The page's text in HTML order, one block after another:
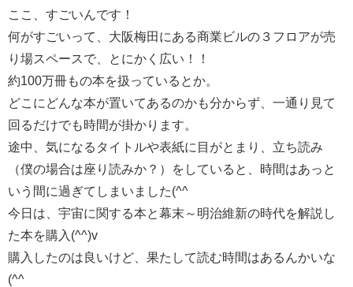
ここ、すごいんです！
何がすごいって、大阪梅田にある商業ビルの３フロアが売
り場スペースで、とにかく広い！！
約100万冊もの本を扱っているとか。
どこにどんな本が置いてあるのかも分からず、一通り見て
回るだけでも時間が掛かります。
途中、気になるタイトルや表紙に目がとまり、立ち読み
（僕の場合は座り読みか？）をしていると、時間はあっと
いう間に過ぎてしまいました(^^ゞ
今日は、宇宙に関する本と幕末～明治維新の時代を解説し
た本を購入(^^)v
購入したのは良いけど、果たして読む時間はあるんかいな
(^^ゞ